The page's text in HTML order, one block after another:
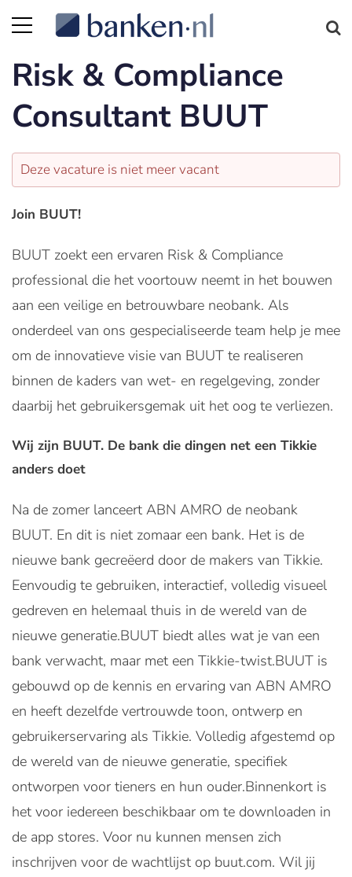
Risk & Compliance
Consultant BUUT
Deze vacature is niet meer vacant
Join BUUT!
BUUT zoekt een ervaren Risk & Compliance
professional die het voortouw neemt in het bouwen
aan een veilige en betrouwbare neobank. Als
onderdeel van ons gespecialiseerde team help je mee
om de innovatieve visie van BUUT te realiseren
binnen de kaders van wet- en regelgeving, zonder
daarbij het gebruikersgemak uit het oog te verliezen.
Wij zijn BUUT. De bank die dingen net een Tikkie
anders doet
Na de zomer lanceert ABN AMRO de neobank
BUUT. En dit is niet zomaar een bank. Het is de
nieuwe bank gecreëerd door de makers van Tikkie.
Eenvoudig te gebruiken, interactief, volledig visueel
gedreven en helemaal thuis in de wereld van de
nieuwe generatie.BUUT biedt alles wat je van een
bank verwacht, maar met een Tikkie-twist.BUUT is
gebouwd op de kennis en ervaring van ABN AMRO
en heeft dezelfde vertrouwde toon, ontwerp en
gebruikerservaring als Tikkie. Volledig afgestemd op
de wereld van de nieuwe generatie, specifiek
ontworpen voor tieners en hun ouder.Binnenkort is
het voor iedereen beschikbaar om te downloaden in
de app stores. Voor nu kunnen mensen zich
inschrijven voor de wachtlijst op buut.com. Wil jij